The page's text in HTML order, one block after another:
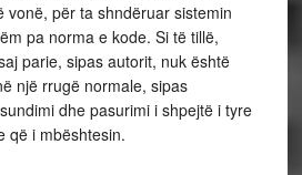
vonë, për ta shndëruar sistemin
pa norma e kode. Si të tillë,
parie, sipas autorit, nuk është
një rrugë normale, sipas
dhe pasurimi i shpejtë i tyre
që i mbështesin.